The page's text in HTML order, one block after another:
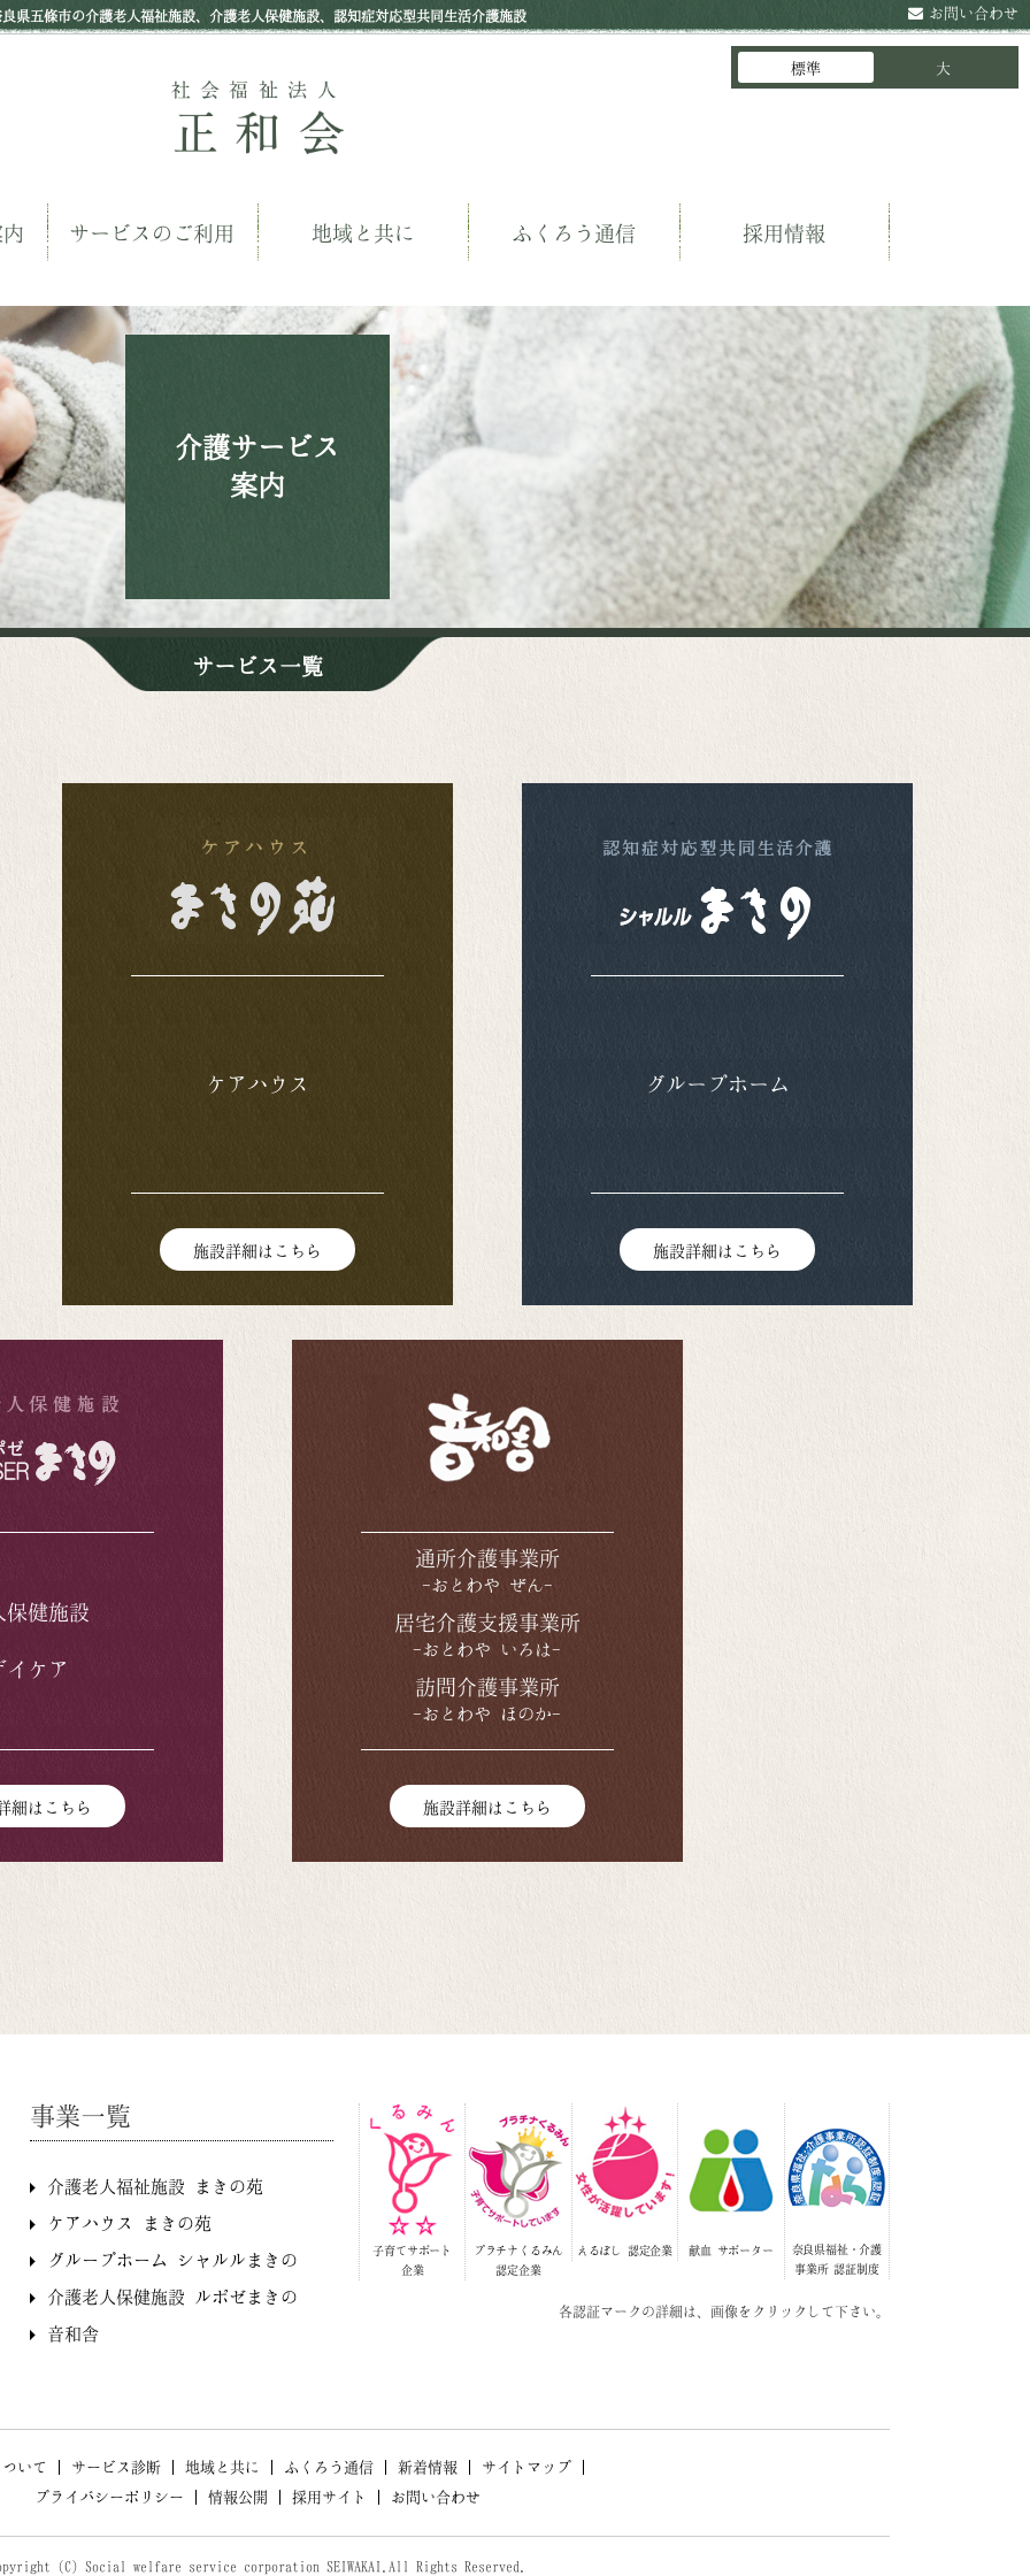
良県五條市の介護老人福祉施設、介護老人保健施設、認知症対応型共同生活介護施設 お問い合わせ
標準 大
サービスのご利用 地域と共に ふくろう通信 採用情報
介護サービス
案内
サービス一覧
ケアハウス グループホーム
保健施設
イケア
通所介護事業所
-おとわや ぜん-
居宅介護支援事業所
-おとわや いろは-
訪問介護事業所
-おとわや ほのか-
事業一覧
介護老人福祉施設 まきの苑
ケアハウス まきの苑
グループホーム シャルルまきの
介護老人保健施設 ルポゼまきの
音和舎
子育てサポート
企業
プラチナくるみん
認定企業
えるぼし 認定企業 献血 サポーター
奈良県福祉・介護
事業所認証制度
各認証マークの詳細は、画像をクリックして下さい。
いて サービス診断 地域と共に ふくろう通信 新着情報
サイトマップ
プライバシーポリシー
情報公開 採用サイト お問い合わせ
(C) Social welfare service corporation SEIWAKAI.All Rights Reserved.